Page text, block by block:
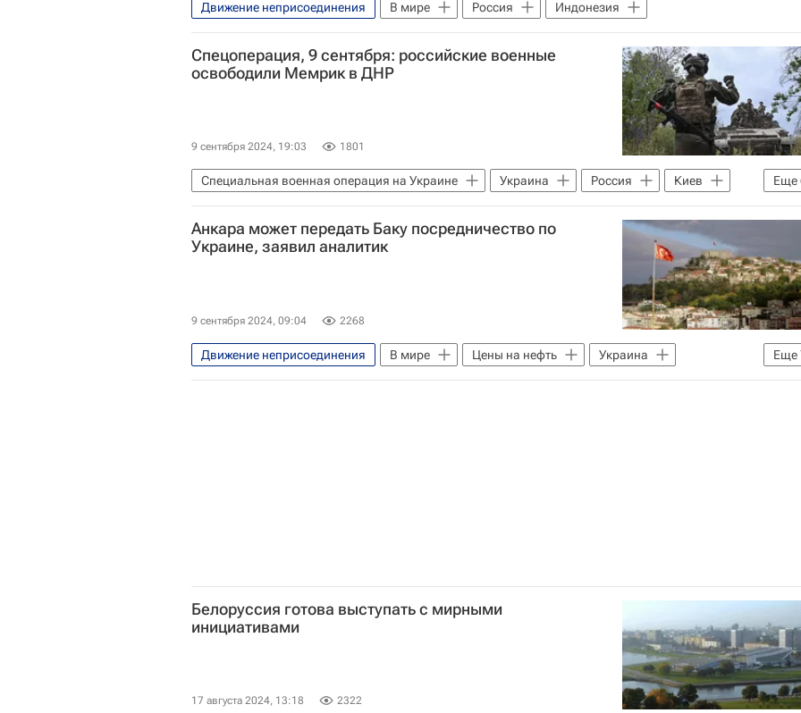
Движение неприсоединения В мире Россия Индонезия
Спецоперация, 9 сентября: российские военные
освободили Мемрик в ДНР
9 сентября 2024, 19:03 1801
Еще
Специальная военная операция на Украине Украина Россия
Киев
Владимир Зеленский
Олаф Шольц Александр Вольфович
НАТО
Вооруженные силы Украины
Министерство обороны США
Анкара может передать Баку посредничество по
Украине, заявил аналитик
9 сентября 2024, 09:04 2268
Еще
Движение неприсоединения В мире Цены на нефть
Украина
Москва
Россия Ильхам Алиев
Владимир Путин
Белоруссия готова выступать с мирными
инициативами
17 августа 2024, 13:18 2322